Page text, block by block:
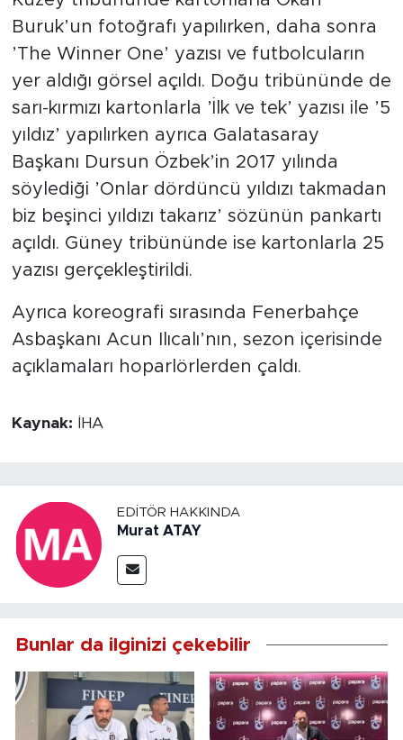
Buruk’un fotoğrafı yapılırken, daha sonra
’The Winner One’ yazısı ve futbolcuların
yer aldığı görsel açıldı. Doğu tribününde de
sarı-kırmızı kartonlarla ’İlk ve tek’ yazısı ile ’5
yıldız’ yapılırken ayrıca Galatasaray
Başkanı Dursun Özbek’in 2017 yılında
söylediği ’Onlar dördüncü yıldızı takmadan
biz beşinci yıldızı takarız’ sözünün pankartı
açıldı. Güney tribününde ise kartonlarla 25
yazısı gerçekleştirildi.
Ayrıca koreografi sırasında Fenerbahçe
Asbaşkanı Acun Ilıcalı’nın, sezon içerisinde
açıklamaları hoparlörlerden çaldı.
Kaynak: İHA
EDITÖR HAKKINDA
Murat ATAY
Bunlar da ilginizi çekebilir